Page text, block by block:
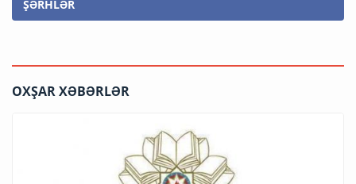
ŞƏRHLƏR
OXŞAR XƏBƏRLƏR